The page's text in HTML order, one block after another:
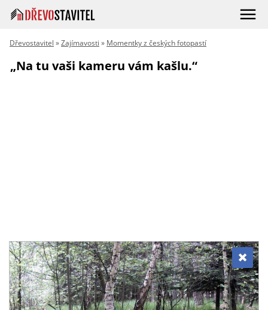
Dřevostavitel »Zajímavosti » Momentky z českých fotopastí
„Na tu vaši kameru vám kašlu.“